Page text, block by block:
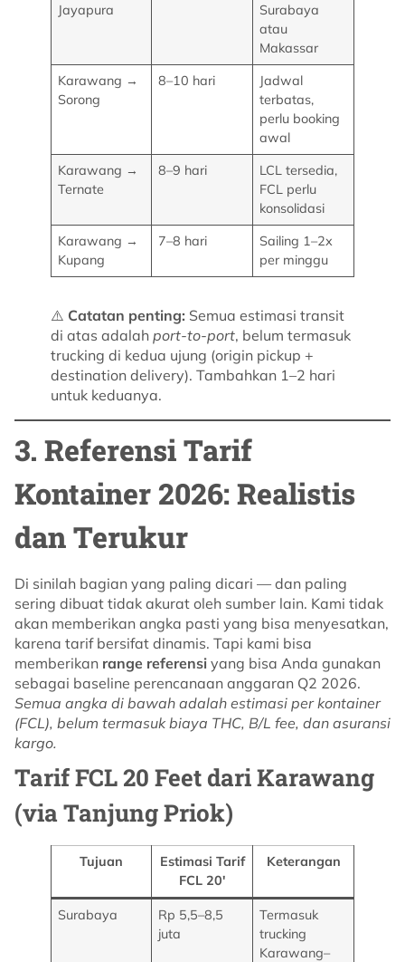
Jayapura
Surabaya
atau
Makassar
Karawang →
Sorong
8–10 hari
Jadwal
terbatas,
perlu booking
awal
Karawang →
Ternate
8–9 hari
LCL tersedia,
FCL perlu
konsolidasi
Karawang →
Kupang
7–8 hari
Sailing 1–2x
per minggu
⚠️ Catatan penting: Semua estimasi transit
di atas adalah port-to-port, belum termasuk
trucking di kedua ujung (origin pickup +
destination delivery). Tambahkan 1–2 hari
untuk keduanya.
3. Referensi Tarif
Kontainer 2026: Realistis
dan Terukur
Di sinilah bagian yang paling dicari — dan paling
sering dibuat tidak akurat oleh sumber lain. Kami tidak
akan memberikan angka pasti yang bisa menyesatkan,
karena tarif bersifat dinamis. Tapi kami bisa
memberikan range referensi yang bisa Anda gunakan
sebagai baseline perencanaan anggaran Q2 2026.
Semua angka di bawah adalah estimasi per kontainer
(FCL), belum termasuk biaya THC, B/L fee, dan asuransi
kargo.
Tarif FCL 20 Feet dari Karawang
(via Tanjung Priok)
Tujuan
Estimasi Tarif
FCL 20′
Keterangan
Surabaya
Rp 5,5–8,5
juta
Termasuk
trucking
Karawang–